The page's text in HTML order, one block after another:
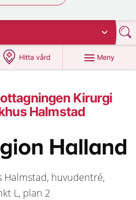
Hitta vård
på 1177.se
Meny
Kirurgi
Halmstad
Halmstad, huvudentré,
L, plan 2